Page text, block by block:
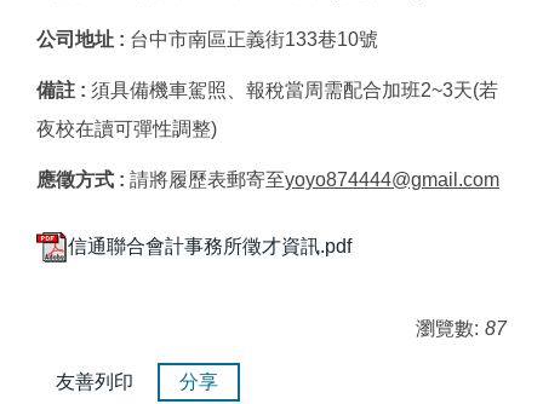
公司地址 : 台中市南區正義街133巷10號
備註 : 須具備機車駕照、報稅當周需配合加班2~3天(若
夜校在讀可彈性調整)
應徵方式 : 請將履歷表郵寄至yoyo874444@gmail.com
信通聯合會計事務所徵才資訊.pdf
瀏覽數: 87
友善列印 分享